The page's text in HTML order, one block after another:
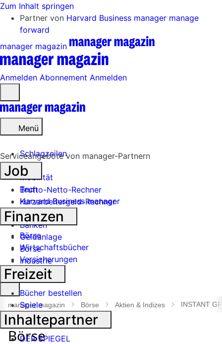
Zum Inhalt springen
Partner von Harvard Business manager manage
forward
manager magazin
Anmelden Abonnement Anmelden
öffnen
Menü
Schlagzeilen
Mobilität
Tech
Harvard Business manager
Handel
Banken
Geldanlage
Börse
Industrie
Suche
öffnen
manager magazin Börse Aktien & Indizes INSTANT
Serviceangebote von manager-Partnern
Job
Brutto-Netto-Rechner
Kurzarbeitergeld-Rechner
Finanzen
Börse
Wirtschaftsbücher
Versicherungen
Freizeit
Bücher bestellen
Spiele
Inhaltepartner
DER SPIEGEL